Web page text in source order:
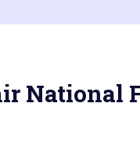
National